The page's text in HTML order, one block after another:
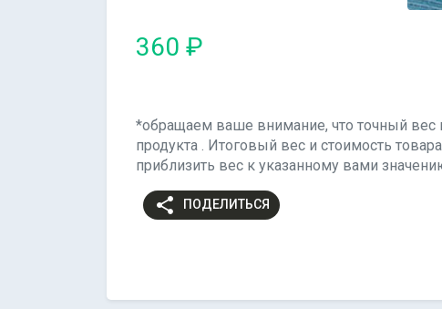
360 ₽
*обращаем ваше внимание, что точный вес
продукта . Итоговый вес и стоимость
приблизить вес к указанному вами
share ПОДЕЛИТЬСЯ